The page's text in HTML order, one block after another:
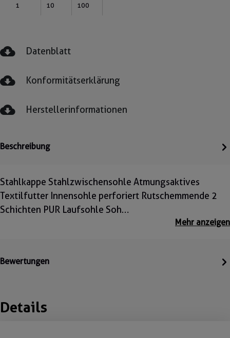
1 10 100
Datenblatt
Konformitätserklärung
Herstellerinformationen
Beschreibung
Stahlkappe Stahlzwischensohle Atmungsaktives
Textilfutter Innensohle perforiert Rutschemmende 2
Schichten PUR Laufsohle Soh…
Mehr anzeigen
Bewertungen
Details